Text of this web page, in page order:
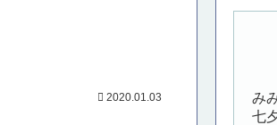
2020.01.03
み
七